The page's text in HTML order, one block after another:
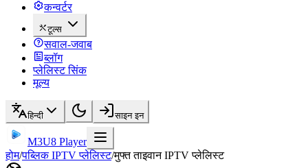
कन्वर्टर
टूल्स
सवाल-जवाब
ब्लॉग
प्लेलिस्ट सिंक
मूल्य
हिन्दी साइन इन
M3U8 Player
होम/पब्लिक IPTV प्लेलिस्ट/मुफ्त ताइवान IPTV प्लेलिस्ट